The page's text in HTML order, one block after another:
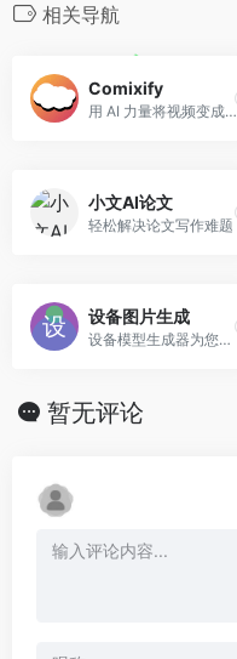
相关导航
Comixify
用 AI 力量将视频变成漫画
小文AI论文
轻松解决论文写作难题
设备图片生成
设备模型生成器为您的网站和应用程序截图!
暂无评论